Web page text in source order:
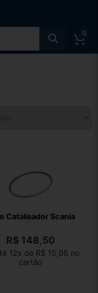
0
Catalisador Scania
R$148,50
12x de R$ 15,05 no
cartão